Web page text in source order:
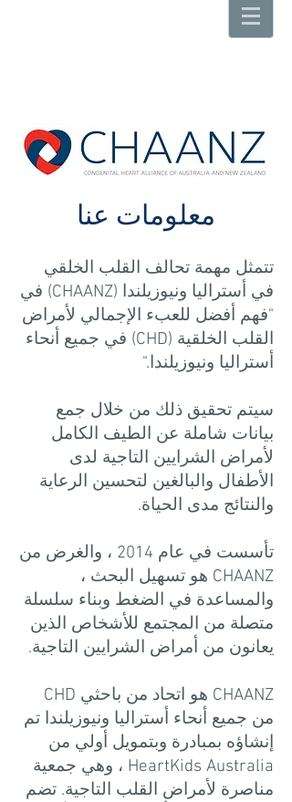
معلومات عنا
تتمثل مهمة تحالف القلب الخلقي
في أستراليا ونيوزيلندا (CHAANZ) في
"فهم أفضل للعبء الإجمالي لأمراض
القلب الخلقية (CHD) في جميع أنحاء
أستراليا ونيوزيلندا."
سيتم تحقيق ذلك من خلال جمع
بيانات شاملة عن الطيف الكامل
لأمراض الشرايين التاجية لدى
الأطفال والبالغين لتحسين الرعاية
والنتائج مدى الحياة.
تأسست في عام 2014 ، والغرض من
CHAANZ هو تسهيل البحث ،
والمساعدة في الضغط وبناء سلسلة
متصلة من المجتمع للأشخاص الذين
يعانون من أمراض الشرايين التاجية.
CHAANZ هو اتحاد من باحثي CHD
من جميع أنحاء أستراليا ونيوزيلندا تم
إنشاؤه بمبادرة وبتمويل أولي من
HeartKids Australia ، وهي جمعية
مناصرة لأمراض القلب التاجية. تضم